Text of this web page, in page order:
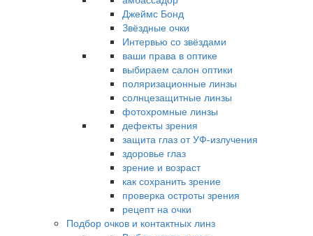
Джеймс Бонд
Звёздные очки
Интервью со звёздами
ваши права в оптике
выбираем салон оптики
поляризационные линзы
солнцезащитные линзы
фотохромные линзы
дефекты зрения
защита глаз от УФ-излучения
здоровье глаз
зрение и возраст
как сохранить зрение
проверка остроты зрения
рецепт на очки
Подбор очков и контактных линз